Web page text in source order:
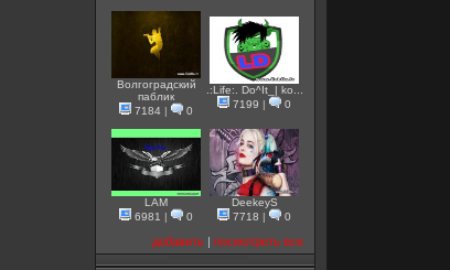
Волгоградский
паблик
7184 | 0
.:Life:. Do^It_| ko...
7199 | 0
LAM
6981 | 0
DeekeyS
7718 | 0
добавить | посмотреть все